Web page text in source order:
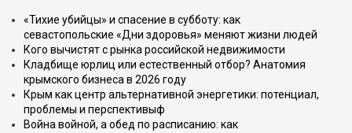
«Тихие убийцы» и спасение в субботу: как
севастопольские «Дни здоровья» меняют жизни людей
Кого вычистят с рынка российской недвижимости
Кладбище юрлиц или естественный отбор? Анатомия
крымского бизнеса в 2026 году
Крым как центр альтернативной энергетики: потенциал,
проблемы и перспективыф
Война войной, а обед по расписанию: как